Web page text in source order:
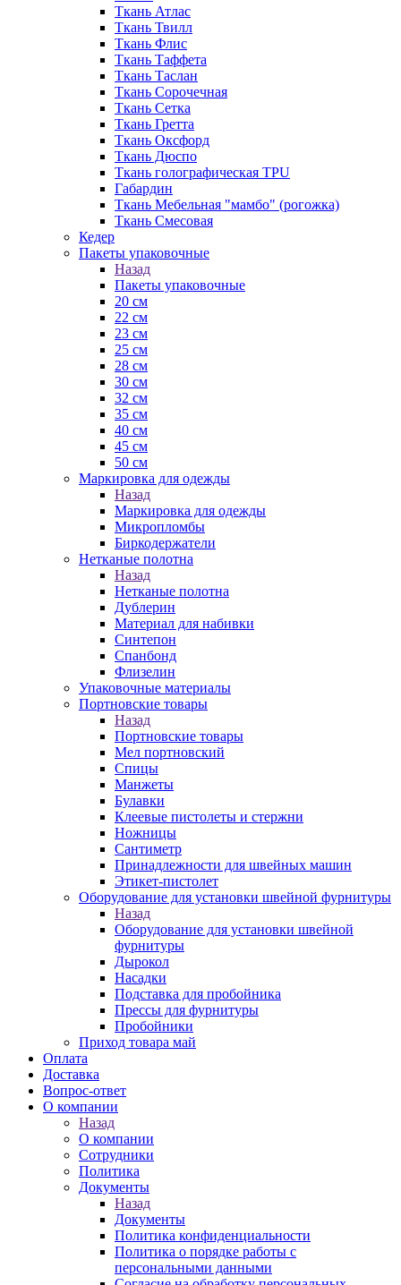
Ткань Атлас
Ткань Твилл
Ткань Флис
Ткань Таффета
Ткань Таслан
Ткань Сорочечная
Ткань Сетка
Ткань Гретта
Ткань Оксфорд
Ткань Дюспо
Ткань голографическая TPU
Габардин
Ткань Мебельная "мамбо" (рогожка)
Ткань Смесовая
Кедер
Пакеты упаковочные
Назад
Пакеты упаковочные
20 см
22 см
23 см
25 см
28 см
30 см
32 см
35 см
40 см
45 см
50 см
Маркировка для одежды
Назад
Маркировка для одежды
Микропломбы
Биркодержатели
Нетканые полотна
Назад
Нетканые полотна
Дублерин
Материал для набивки
Синтепон
Спанбонд
Флизелин
Упаковочные материалы
Портновские товары
Назад
Портновские товары
Мел портновский
Спицы
Манжеты
Булавки
Клеевые пистолеты и стержни
Ножницы
Сантиметр
Принадлежности для швейных машин
Этикет-пистолет
Оборудование для установки швейной фурнитуры
Назад
Оборудование для установки швейной
фурнитуры
Дырокол
Насадки
Подставка для пробойника
Прессы для фурнитуры
Пробойники
Приход товара май
Оплата
Доставка
Вопрос-ответ
О компании
Назад
О компании
Сотрудники
Политика
Документы
Назад
Документы
Политика конфиденциальности
Политика о порядке работы с
персональными данными